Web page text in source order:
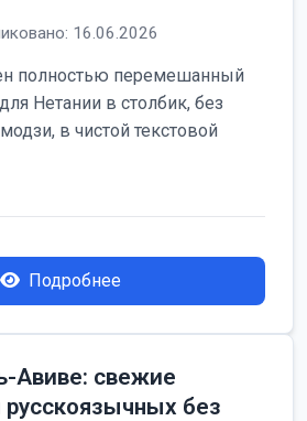
16.06.2026
полностью перемешанный
Нетании в столбик, без
в чистой текстовой
на мебельном производстве:
Подробнее
Авиве: свежие
русскоязычных без